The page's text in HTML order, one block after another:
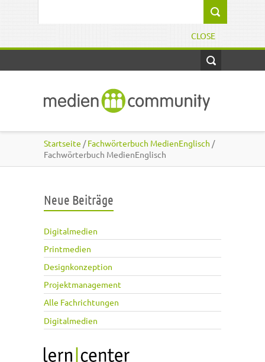
CLOSE
Startseite /Fachwörterbuch MedienEnglisch /
Fachwörterbuch MedienEnglisch
Neue Beiträge
Digitalmedien
Printmedien
Designkonzeption
Projektmanagement
Alle Fachrichtungen
Digitalmedien